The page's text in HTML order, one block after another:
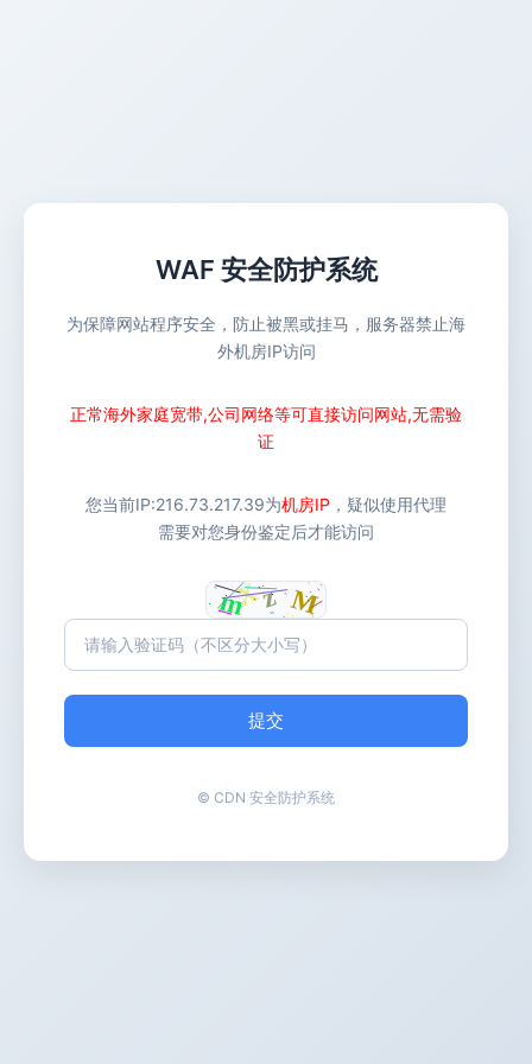
WAF 安全防护系统
为保障网站程序安全，防止被黑或挂马，服务器禁止海
外机房IP访问
正常海外家庭宽带,公司网络等可直接访问网站,无需验
证
您当前IP:216.73.217.39为机房IP ，疑似使用代理
需要对您身份鉴定后才能访问
提交
© CDN 安全防护系统